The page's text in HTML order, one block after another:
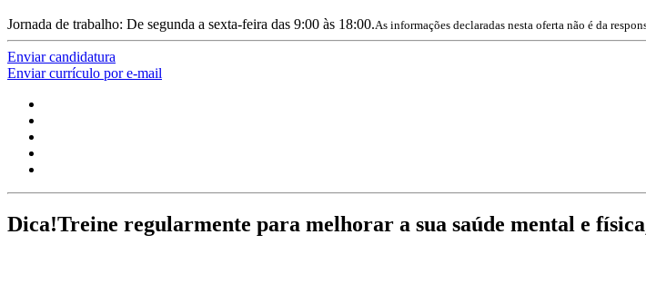
Jornada de trabalho: De segunda a sexta-feira das 9:00 às 18:00.As informações declaradas nesta oferta não é da
Enviar candidatura
Enviar currículo por e-mail
Dica!Treine regularmente para melhorar a sua saúde mental e